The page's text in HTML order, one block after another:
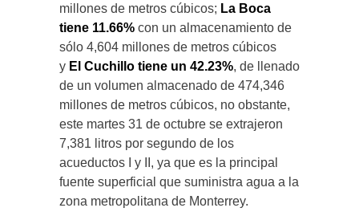
millones de metros cúbicos; La Boca
tiene 11.66% con un almacenamiento de
sólo 4,604 millones de metros cúbicos
y El Cuchillo tiene un 42.23%, de llenado
de un volumen almacenado de 474,346
millones de metros cúbicos, no obstante,
este martes 31 de octubre se extrajeron
7,381 litros por segundo de los
acueductos I y II, ya que es la principal
fuente superficial que suministra agua a la
zona metropolitana de Monterrey.